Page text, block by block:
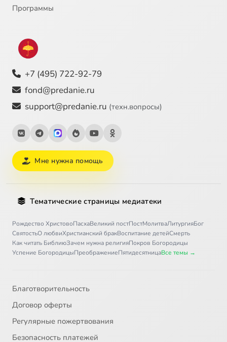
Программы
+7 (495) 722-92-79
fond@predanie.ru
support@predanie.ru (техн.вопросы)
Мне нужна помощь
Тематические страницы медиатеки
Рождество ХристовоПасхаВеликий постПостМолитваЛитургияБог
СвятостьО любвиХристианский бракВоспитание детейСмерть
Как читать БиблиюЗачем нужна религияПокров Богородицы
Успение БогородицыПреображениеПятидесятницаВсе темы →
Благотворительность
Договор оферты
Регулярные пожертвования
Безопасность платежей